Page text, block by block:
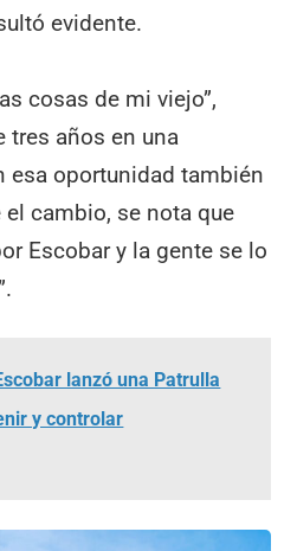
evidente.
cosas de mi viejo”,
tres años en una
esa oportunidad también
el cambio, se nota que
Escobar y la gente se lo
lanzó una Patrulla
y controlar